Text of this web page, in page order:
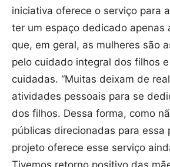
iniciativa oferece o serviço para
ter um espaço dedicado apenas
que, em geral, as mulheres são
pelo cuidado integral dos filhos
cuidadas. “Muitas deixam de
atividades pessoais para se
dos filhos. Dessa forma, como
públicas direcionadas para essa
projeto oferece esse serviço
Tivemos retorno positivo das